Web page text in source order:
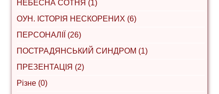
НЕБЕСНА СОТНЯ (1)
ОУН. ІСТОРІЯ НЕСКОРЕНИХ (6)
ПЕРСОНАЛІЇ (26)
ПОСТРАДЯНСЬКИЙ СИНДРОМ (1)
ПРЕЗЕНТАЦІЯ (2)
Різне (0)